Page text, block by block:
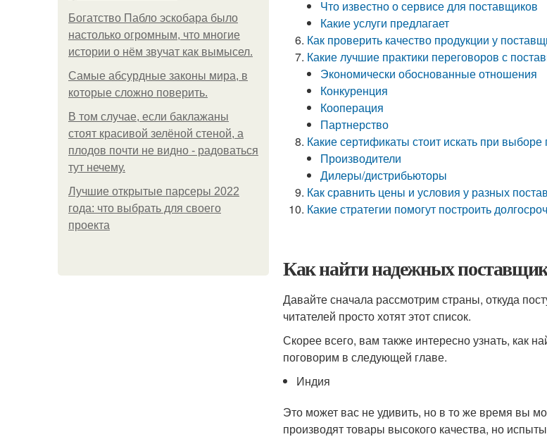
Богатство Пабло эскобара было
настолько огромным, что многие
истории о нём звучат как вымысел.
Самые абсурдные законы мира, в
которые сложно поверить.
В том случае, если баклажаны
стоят красивой зелёной стеной, а
плодов почти не видно - радоваться
тут нечему.
Лучшие открытые парсеры 2022
года: что выбрать для своего
проекта
Что известно о сервисе для поставщиков
Какие услуги предлагает
Как проверить качество продукции у
Какие лучшие практики переговоров с
Экономически обоснованные отношения
Конкуренция
Кооперация
Партнерство
Какие сертификаты стоит искать при
Производители
Дилеры/дистрибьюторы
Как сравнить цены и условия у разных
Какие стратегии помогут построить
Как найти надежных
Давайте сначала рассмотрим страны, откуда
читателей просто хотят этот список.
Скорее всего, вам также интересно узнать, как
поговорим в следующей главе.
Индия
Это может вас не удивить, но в то же время вы
производят товары высокого качества, но